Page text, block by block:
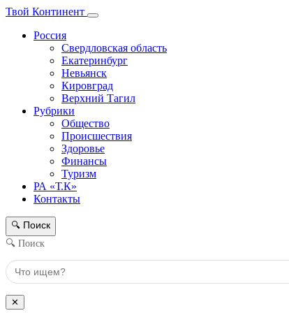
Твой Континент
Россия
Свердловская область
Екатеринбург
Невьянск
Кировград
Верхний Тагил
Рубрики
Общество
Происшествия
Здоровье
Финансы
Туризм
РА «Т.К»
Контакты
🔍 Поиск
🔍 Поиск
✕